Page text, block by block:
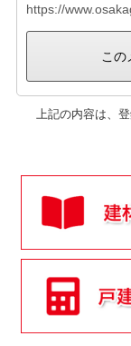
https://
この
上記の内容は、